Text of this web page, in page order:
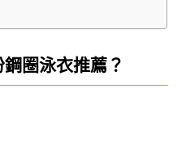
圈泳衣推薦？